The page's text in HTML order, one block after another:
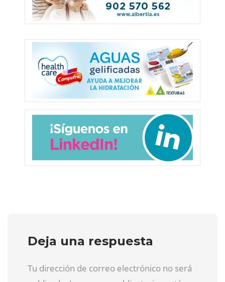
Deja una respuesta
Tu dirección de correo electrónico no será